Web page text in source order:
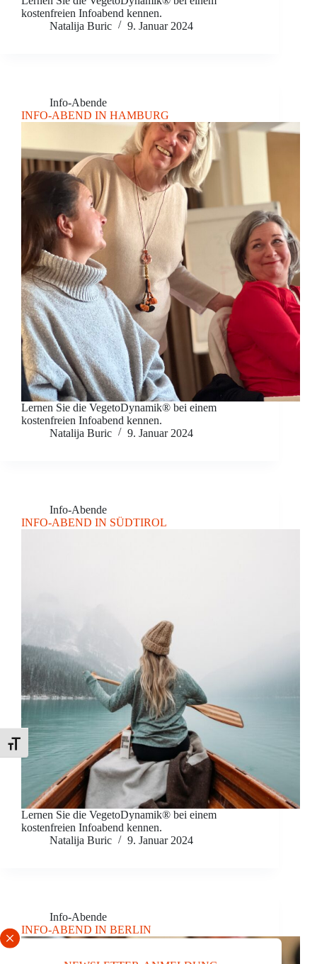
Schrift vergrößern
kostenfreien Infoabend kennen.
Natalija Buric
9. Januar 2024
Info-Abende
INFO-ABEND IN HAMBURG
Lernen Sie die VegetoDynamik® bei einem
kostenfreien Infoabend kennen.
Natalija Buric
9. Januar 2024
Info-Abende
INFO-ABEND IN SÜDTIROL
Lernen Sie die VegetoDynamik® bei einem
kostenfreien Infoabend kennen.
Natalija Buric
9. Januar 2024
Info-Abende
INFO-ABEND IN BERLIN